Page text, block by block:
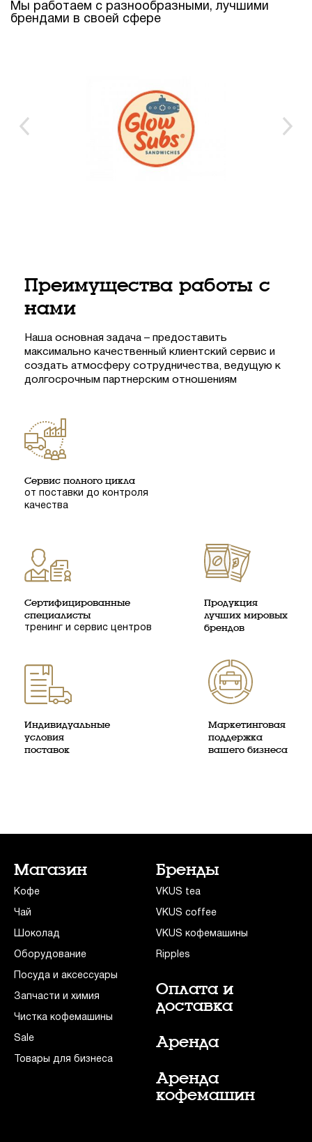
Мы работаем с разнообразными, лучшими
брендами в своей сфере
Преимущества работы с
нами
Наша основная задача – предоставить
максимально качественный клиентский сервис и
создать атмосферу сотрудничества, ведущую к
долгосрочным партнерским отношениям
Сервис полного цикла
от поставки до контроля
качества
Сертифицированные
специалисты
тренинг и сервис центров
Продукция
лучших мировых
брендов
Индивидуальные
условия
поставок
Маркетинговая
поддержка
вашего бизнеса
Магазин
Кофе
Чай
Шоколад
Оборудование
Посуда и аксессуары
Запчасти и химия
Чистка кофемашины
Sale
Товары для бизнеса
Бренды
VKUS tea
VKUS coffee
VKUS кофемашины
Ripples
Оплата и
доставка
Аренда
Аренда
кофемашин